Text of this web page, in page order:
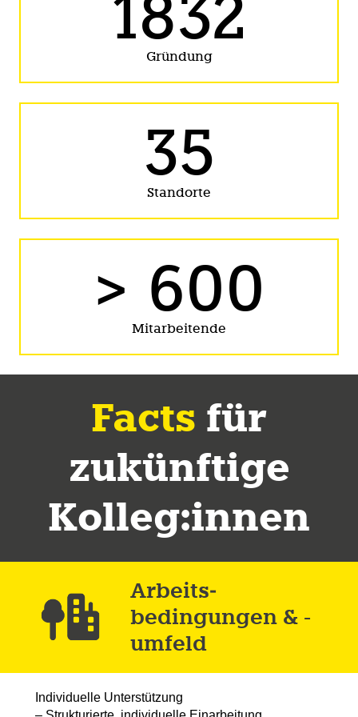
1832
Gründung
35
Standorte
> 600
Mitarbeitende
Facts für
zukünftige
Kolleg:innen
Arbeits­
bedingungen & -
umfeld
Individuelle Unterstützung